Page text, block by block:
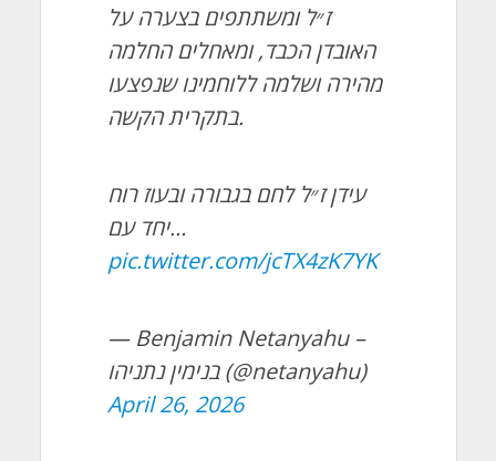
ז״ל ומשתתפים בצערה על
האובדן הכבד, ומאחלים החלמה
מהירה ושלמה ללוחמינו שנפצעו
בתקרית הקשה.
עידן ז״ל לחם בגבורה ובעוז רוח
יחד עם…
pic.twitter.com/jcTX4zK7YK
— Benjamin Netanyahu –
בנימין נתניהו (@netanyahu)
April 26, 2026